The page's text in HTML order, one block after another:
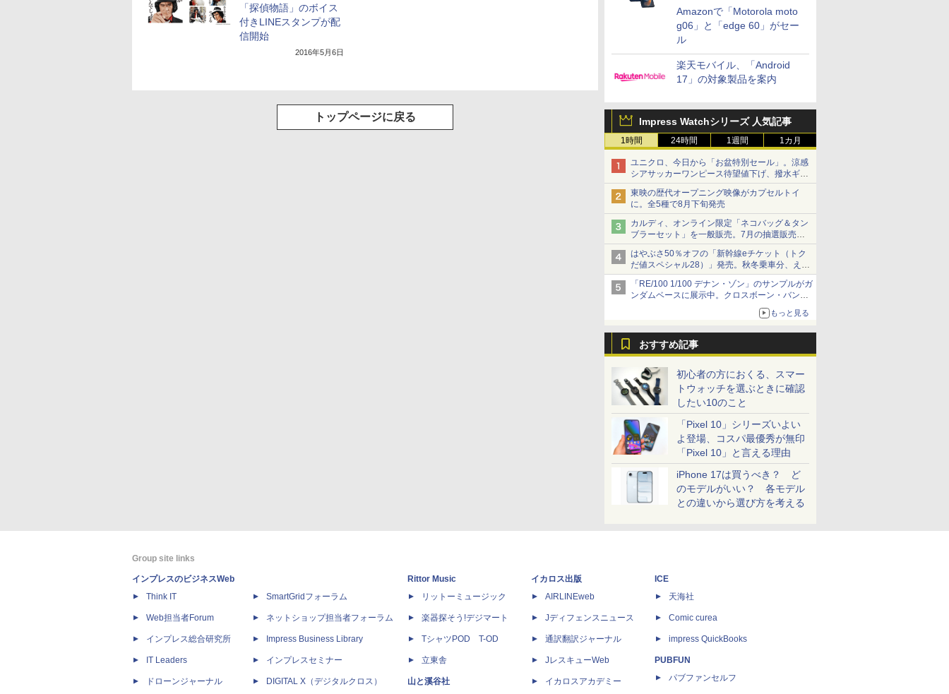
Amazonで「Motorola moto
g06」と「edge 60」がセー
ル
楽天モバイル、「Android
17」の対象製品を案内
Impress Watchシリーズ 人気記事
1時間 24時間 1週間 1カ月
ユニクロ、今日から「お盆特別セール」。涼感
シアサッカーワンピース待望値下げ、撥水ギア
ショーツは1990円に
東映の歴代オープニング映像がカプセルトイ
に。全5種で8月下旬発売
カルディ、オンライン限定「ネコバッグ＆タン
ブラーセット」を一般販売。7月の抽選販売の
当選無効分
はやぶさ50％オフの「新幹線eチケット（トク
だ値スペシャル28）」発売。秋冬乗車分、えき
ねっと限定
「RE/100 1/100 デナン・ゾン」のサンプルがガ
ンダムベースに展示中。クロスボーン・バンガ
ードの制式量産機が間もなく発送【ガンダムベ
もっと見る
おすすめ記事
初心者の方におくる、スマー
トウォッチを選ぶときに確認
したい10のこと
「Pixel 10」シリーズいよい
よ登場、コスパ最優秀が無印
「Pixel 10」と言える理由
iPhone 17は買うべき？ ど
のモデルがいい？ 各モデル
との違いから選び方を考える
「探偵物語」のボイス
付きLINEスタンプが配
信開始
2016年5月6日
トップページに戻る
Group site links
インプレスのビジネスWeb
Think IT
Web担当者Forum
インプレス総合研究所
IT Leaders
ドローンジャーナル
SmartGridフォーラム
ネットショップ担当者フォーラム
Impress Business Library
インプレスセミナー
DIGITAL X（デジタルクロス）
Rittor Music
リットーミュージック
楽器探そう!デジマート
TシャツPOD T-OD
立東舎
山と溪谷社
イカロス出版
AIRLINEweb
Jディフェンスニュース
通訳翻訳ジャーナル
JレスキューWeb
イカロスアカデミー
ICE
天海社
Comic curea
impress QuickBooks
PUBFUN
パブファンセルフ